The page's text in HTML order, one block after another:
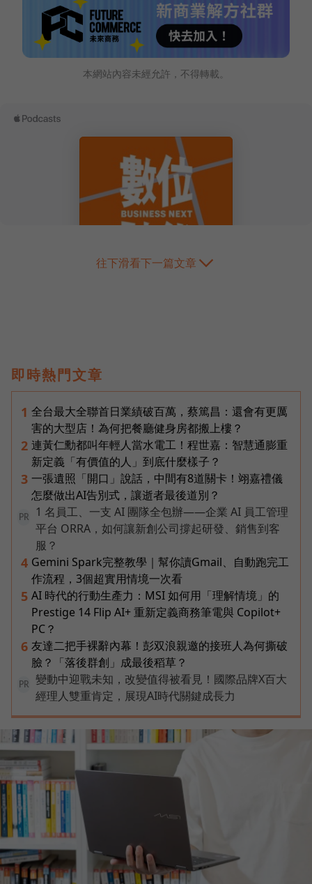
本網站內容未經允許，不得轉載。
往下滑看下一篇文章
即時熱門文章
1 全台最大全聯首日業績破百萬，蔡篤昌：還會有更厲
害的大型店！為何把餐廳健身房都搬上樓？
2 連黃仁勳都叫年輕人當水電工！程世嘉：智慧通膨重
新定義「有價值的人」到底什麼樣子？
3 一張遺照「開口」說話，中間有8道關卡！翊嘉禮儀
怎麼做出AI告別式，讓逝者最後道別？
PR
1 名員工、一支 AI 團隊全包辦——企業 AI 員工管理
平台 ORRA，如何讓新創公司撐起研發、銷售到客
服？
4 Gemini Spark完整教學｜幫你讀Gmail、自動跑完工
作流程，3個超實用情境一次看
5 AI 時代的行動生產力：MSI 如何用「理解情境」的
Prestige 14 Flip AI+ 重新定義商務筆電與 Copilot+
PC？
6 友達二把手裸辭內幕！彭双浪親邀的接班人為何撕破
臉？「落後群創」成最後稻草？
PR
變動中迎戰未知，改變值得被看見！國際品牌X百大
經理人雙重肯定，展現AI時代關鍵成長力